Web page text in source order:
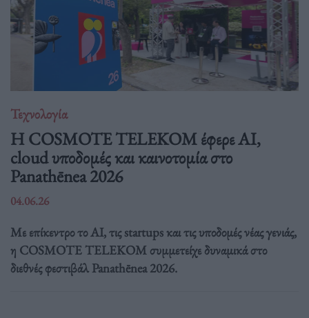
Τεχνολογία
Η COSMOTE TELEKOM έφερε AI,
cloud υποδομές και καινοτομία στο
Panathēnea 2026
04.06.26
Με επίκεντρο το AI, τις startups και τις υποδομές νέας γενιάς,
η COSMOTE TELEKOM συμμετείχε δυναμικά στο
διεθνές φεστιβάλ Panathēnea 2026.